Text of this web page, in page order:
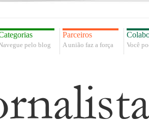
pelo blog
Parceiros
A união faz a força Você